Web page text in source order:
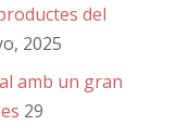
del
2025
amb un gran
29